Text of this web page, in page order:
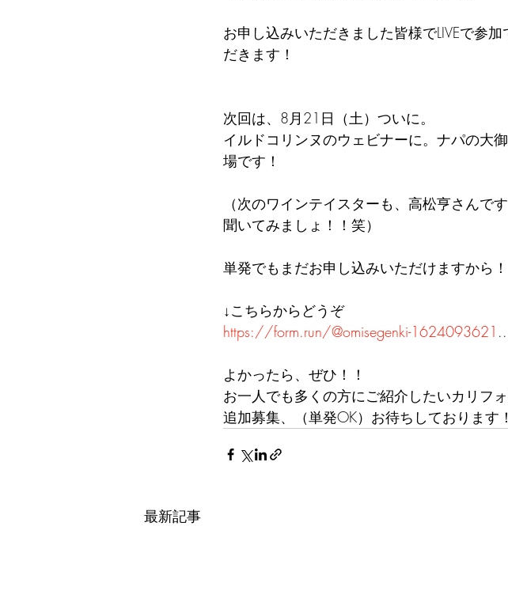
お申し込みいただきました皆様でLIVEで参
だきます！
次回は、8月21日（土）ついに。
イルドコリンヌのウェビナーに。ナパの大
場です！
（次のワインテイスターも、高松亨さんで
聞いてみましょ！！笑）
単発でもまだお申し込みいただけますから
↓こちらからどうぞ
https://form.run/@omisegenki-1624093621
よかったら、ぜひ！！
お一人でも多くの方にご紹介したいカリフ
追加募集、（単発OK）お待ちしております！
最新記事